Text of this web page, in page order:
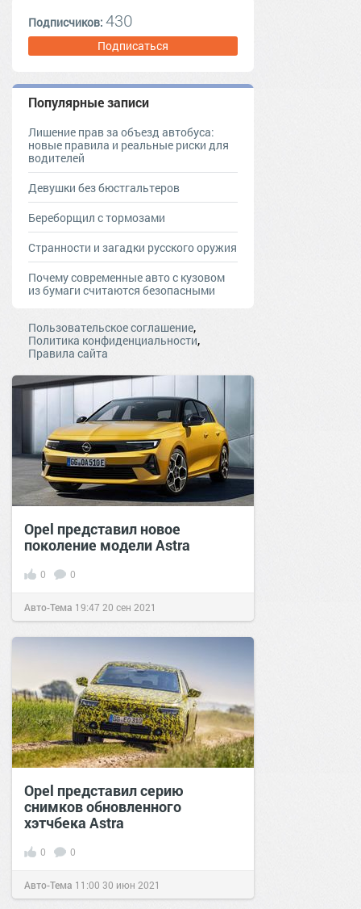
Подписчиков: 430
Подписаться
Популярные записи
Лишение прав за объезд автобуса:
новые правила и реальные риски для
водителей
Девушки без бюстгальтеров
Береборщил с тормозами
Странности и загадки русского оружия
Почему современные авто с кузовом
из бумаги считаются безопасными
Пользовательское соглашение,
Политика конфиденциальности,
Правила сайта
Opel представил новое
поколение модели Astra
0 0
Авто-Тема 19:47 20 сен 2021
Opel представил серию
снимков обновленного
хэтчбека Astra
0 0
Авто-Тема 11:00 30 июн 2021